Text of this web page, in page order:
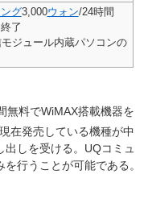
グ3,000ウォン/24時間
了
ジュール内蔵パソコンの
無料でWiMAX搭載機器を
在発売している機種が中
しを受ける。UQコミュ
行うことが可能である。